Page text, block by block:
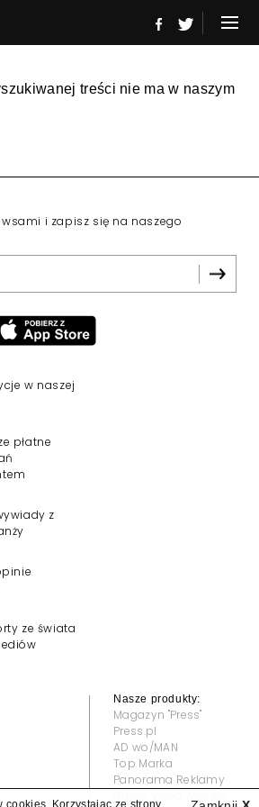
treści nie ma w naszym
i zapisz się na naszego
w naszej
płatne
z
ze świata
Nasze produkty:
Magazyn "Press"
Press.pl
AD wo/MAN
Top Marka
Panorama Reklamy
cookies. Korzystając ze strony